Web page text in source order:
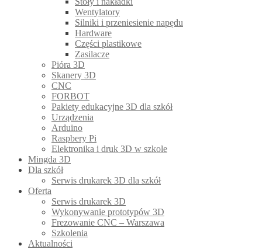
Wentylatory
Silniki i przeniesienie napędu
Hardware
Części plastikowe
Zasilacze
Pióra 3D
Skanery 3D
CNC
FORBOT
Pakiety edukacyjne 3D dla szkół
Urządzenia
Arduino
Raspbery Pi
Elektronika i druk 3D w szkole
Mingda 3D
Dla szkół
Serwis drukarek 3D dla szkół
Oferta
Serwis drukarek 3D
Wykonywanie prototypów 3D
Frezowanie CNC – Warszawa
Szkolenia
Aktualności